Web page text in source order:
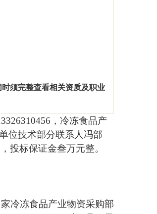
须完整查看相关资质及职业
，冷冻食品产
单位技术部分联系人冯部
投标保证金叁万元整。
冷冻食品产业物资采购部